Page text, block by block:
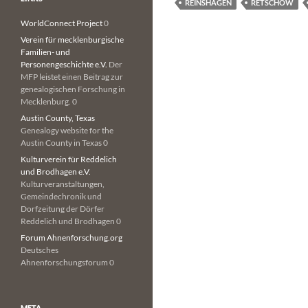
REINSHAGEN RETSCHOW
WorldConnect Project0
Verein für mecklenburgische
Familien- und
Personengeschichte e.V. Der
MFP leistet einen Beitrag zur
genealogischen Forschung in
Mecklenburg. 0
Austin County, Texas
Genealogy website for the
Austin County in Texas 0
Kulturverein für Reddelich
und Brodhagen e.V.
Kulturveranstaltungen,
Gemeindechronik und
Dorfzeitung der Dörfer
Reddelich und Brodhagen 0
Forum Ahnenforschung.org
Deutsches
Ahnenforschungsforum 0